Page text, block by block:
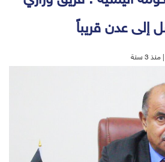
إلى عدن قريباً